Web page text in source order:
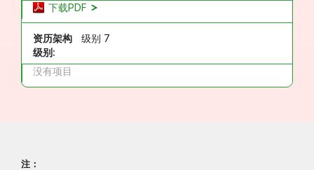
下载PDF
资历架构
级别:
级别 7
没有项目
注：